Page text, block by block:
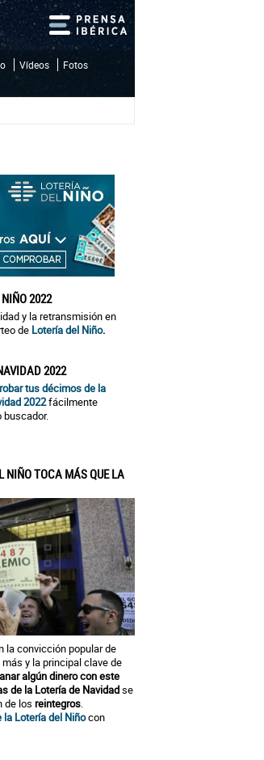
Vídeos
Fotos
2022
y la retransmisión en
de Lotería del Niño.
2022
tus décimos de la
2022fácilmente
buscador.
NIÑO TOCA MÁS QUE LA
la convicción popular de
y la principal clave de
algún dinero con este
de la Lotería de Navidadse
de los reintegros.
Lotería del Niñocon